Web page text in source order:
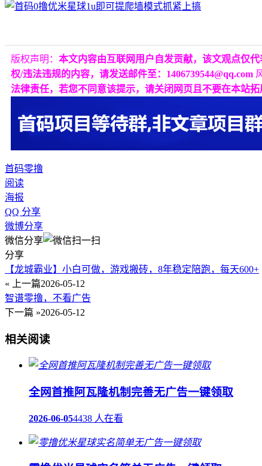
版权声明： 本文内容由互联网用户自发贡献，该文观点仅
权/违法违规的内容，请发送邮件至：1406739544@qq.com
法律责任，若您不同意该提示，请关闭网页且不要在本站
首码零撸
阅读
海报
QQ 分享
微博分享
微信分享
分享
【龙城霸业】小白可做，游戏搬砖，8年稳定陪跑，每天600+
« 上一篇2026-05-12
智谱零撸，不看广告
下一篇 »2026-05-12
相关阅读
全网首推阿瓦隆机制完善无广告一键领取
2026-06-054438 人在看